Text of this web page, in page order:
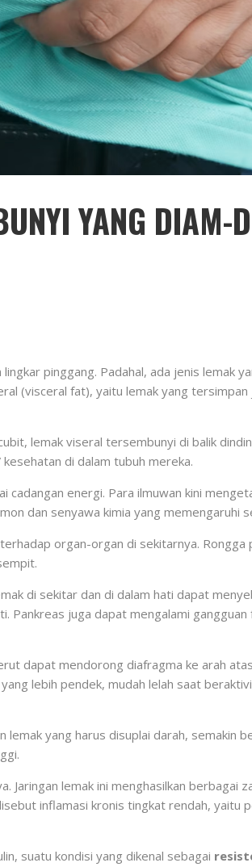
YANG DIAM-
pinggang. Padahal, ada jenis lemak
(visceral fat), yaitu lemak yang
lemak viseral tersembunyi di balik
di dalam tubuh mereka.
energi. Para ilmuwan kini
dan senyawa kimia yang memengaruhi
organ-organ di sekitarnya.
di sekitar dan di dalam hati dapat
Pankreas juga dapat mengalami
dapat mendorong diafragma ke arah
lebih pendek, mudah lelah saat
yang harus disuplai darah, semakin
lemak ini menghasilkan berbagai
inflamasi kronis tingkat rendah, yaitu
suatu kondisi yang dikenal sebagai